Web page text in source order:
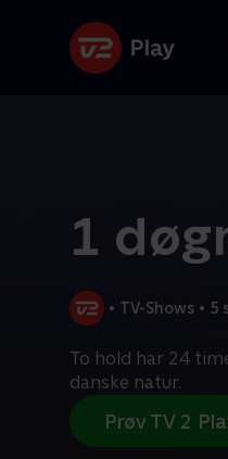
1
• TV-Shows • 5
To hold har 24
danske natur.
Prøv TV 2